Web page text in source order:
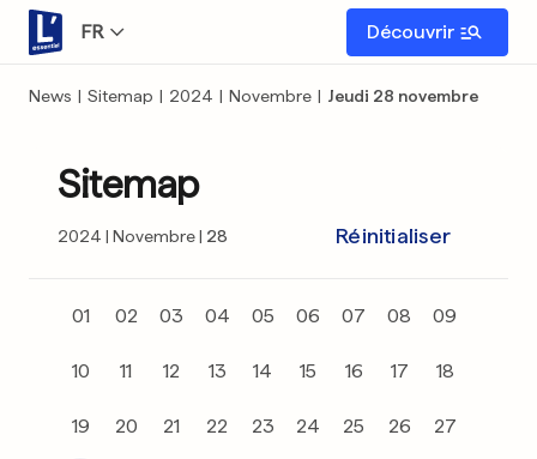
FR Découvrir
News | Sitemap | 2024 | Novembre | Jeudi 28 novembre
Sitemap
2024 Novembre 28 Réinitialiser
01 02 03 04 05 06 07 08 09
10 11 12 13 14 15 16 17 18
19 20 21 22 23 24 25 26 27